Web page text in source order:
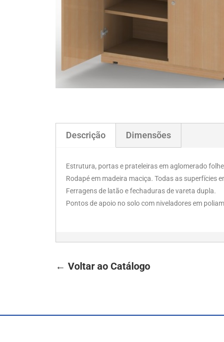
Descrição Dimensões
Estrutura, portas e prateleiras em aglomerado
Rodapé em madeira maciça. Todas as superfícies
Ferragens de latão e fechaduras de vareta dupla.
Pontos de apoio no solo com niveladores em
← Voltar ao Catálogo